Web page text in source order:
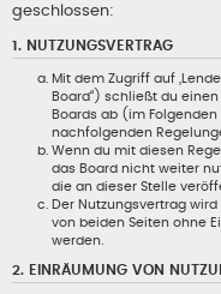
geschlossen:
1. NUTZUNGSVERTRAG
Mit dem Zugriff auf
Board“) schließt du
Boards ab (im
nachfolgenden
Wenn du mit diesen
das Board nicht weiter
die an dieser Stelle
Der Nutzungsvertrag
von beiden Seiten ohne
werden.
2. EINRÄUMUNG VON